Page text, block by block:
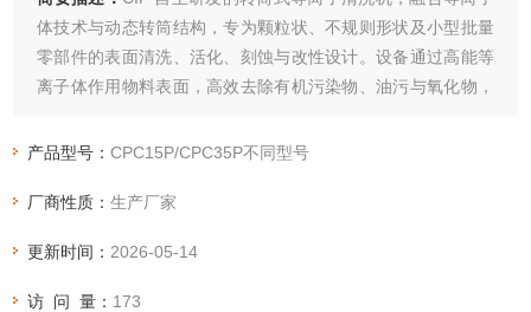
体技术与动态转筒结构，专为颗粒状、不规则形状及小型批量
零部件的表面清洗、活化、刻蚀与改性设计。设备通过高能等
离子体作用物料表面，高效去除有机污染物、油污与氧化物，
础。
产品型号：CPC15P/CPC35P不同型号
厂商性质：生产厂家
更新时间： 2026-05-14
访 问 量： 173